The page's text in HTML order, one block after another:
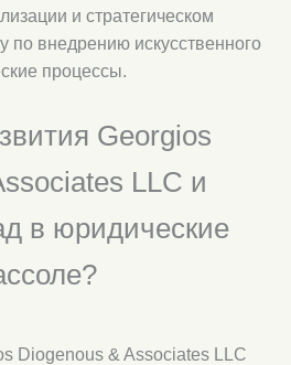
и стратегическом
по внедрению искусственного
процессы.
Georgios
LLC и
в юридические
Diogenous & Associates LLC